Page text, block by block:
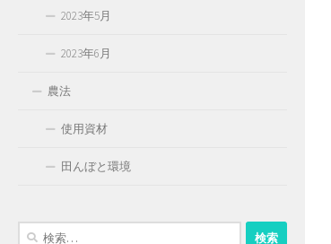
2023年5月
2023年6月
農法
使用資材
田んぼと環境
検